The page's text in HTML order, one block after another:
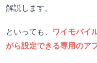
解説します。
といっても、 ワイモバイ
がら設定できる専用のア